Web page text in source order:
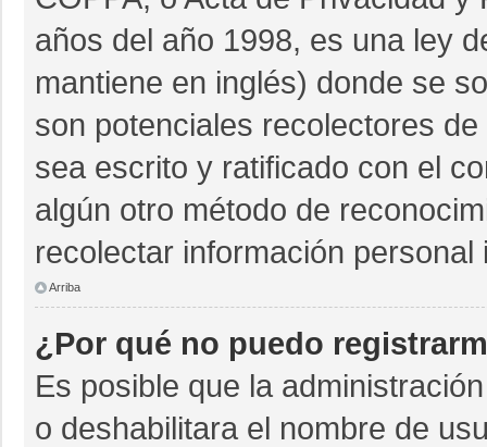
años del año 1998, es una ley
mantiene en inglés) donde se
son potenciales recolectores
sea escrito y ratificado con el
algún otro método de
recolectar información
Arriba
¿Por qué no puedo
Es posible que la
o deshabilitara el nombre de